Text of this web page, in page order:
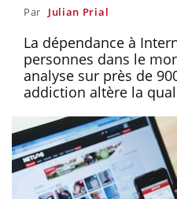
Par Julian Prial
La dépendance à
personnes dans le
analyse sur près de
addiction altère la